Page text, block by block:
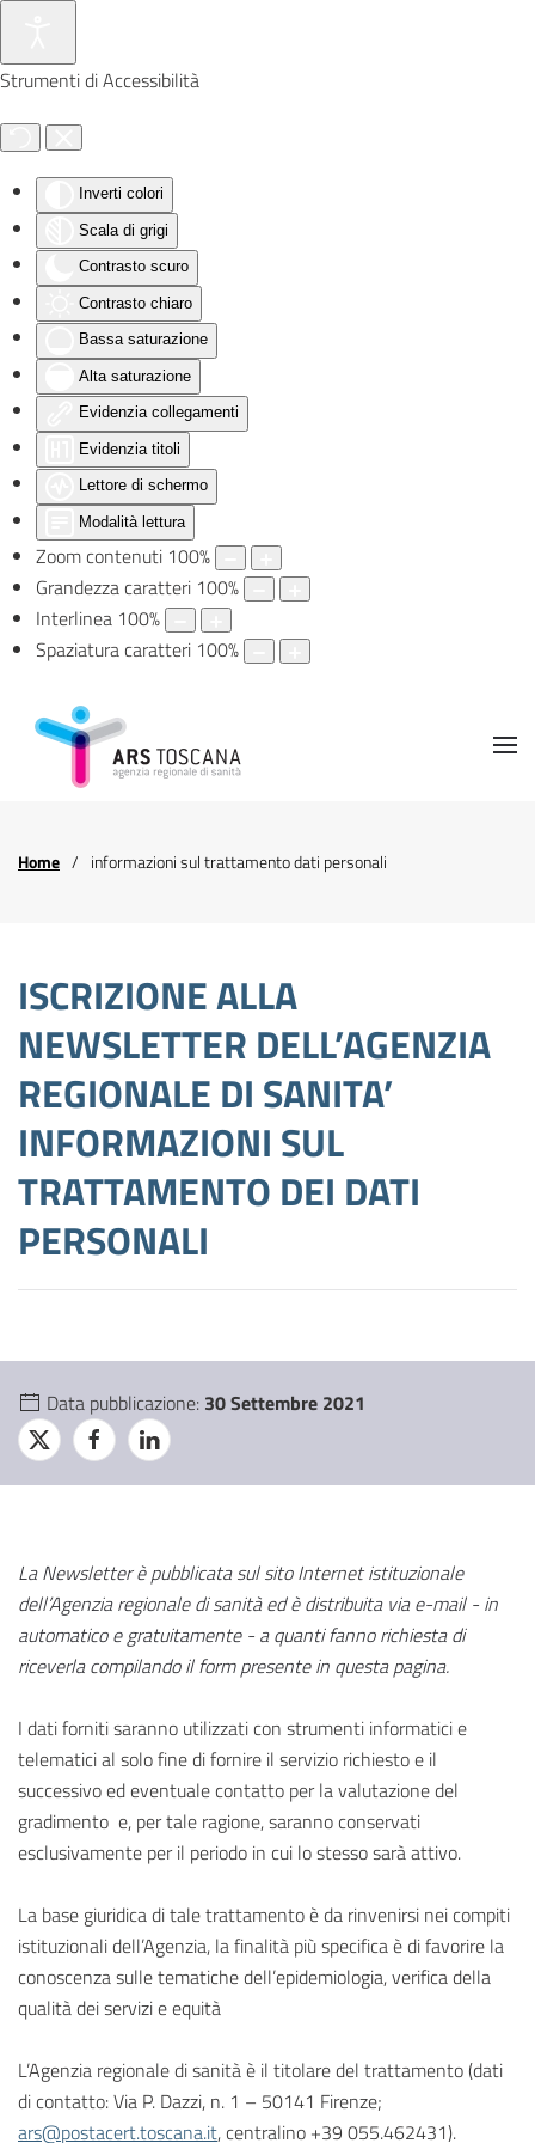
Strumenti di Accessibilità
Inverti colori
Scala di grigi
Contrasto scuro
Contrasto chiaro
Bassa saturazione
Alta saturazione
Evidenzia collegamenti
Evidenzia titoli
Lettore di schermo
Modalità lettura
Zoom contenuti 100%
Grandezza caratteri 100%
Interlinea 100%
Spaziatura caratteri 100%
Skip to main content
Home informazioni sul trattamento dati personali
ISCRIZIONE ALLA
NEWSLETTER DELL’AGENZIA
REGIONALE DI SANITA’
INFORMAZIONI SUL
TRATTAMENTO DEI DATI
PERSONALI
Data pubblicazione: 30 Settembre 2021
La Newsletter è pubblicata sul sito Internet istituzionale
dell’Agenzia regionale di sanità ed è distribuita via e-mail - in
automatico e gratuitamente - a quanti fanno richiesta di
riceverla compilando il form presente in questa pagina.
I dati forniti saranno utilizzati con strumenti informatici e
telematici al solo fine di fornire il servizio richiesto e il
successivo ed eventuale contatto per la valutazione del
gradimento e, per tale ragione, saranno conservati
esclusivamente per il periodo in cui lo stesso sarà attivo.
La base giuridica di tale trattamento è da rinvenirsi nei compiti
istituzionali dell’Agenzia, la finalità più specifica è di favorire la
conoscenza sulle tematiche dell’epidemiologia, verifica della
qualità dei servizi e equità
L’Agenzia regionale di sanità è il titolare del trattamento (dati
di contatto: Via P. Dazzi, n. 1 – 50141 Firenze;
ars@postacert.toscana.it, centralino +39 055.462431).